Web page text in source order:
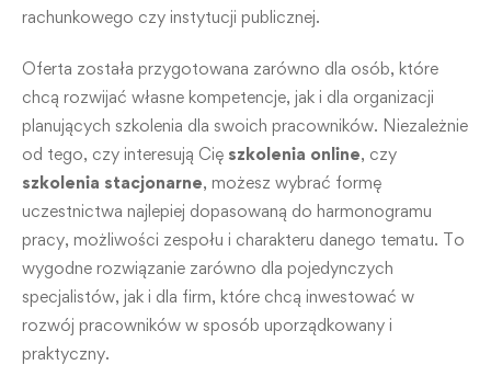
rachunkowego czy instytucji publicznej.
Oferta została przygotowana zarówno dla osób, które
chcą rozwijać własne kompetencje, jak i dla organizacji
planujących szkolenia dla swoich pracowników. Niezależnie
od tego, czy interesują Cię szkolenia online, czy
szkolenia stacjonarne, możesz wybrać formę
uczestnictwa najlepiej dopasowaną do harmonogramu
pracy, możliwości zespołu i charakteru danego tematu. To
wygodne rozwiązanie zarówno dla pojedynczych
specjalistów, jak i dla firm, które chcą inwestować w
rozwój pracowników w sposób uporządkowany i
praktyczny.